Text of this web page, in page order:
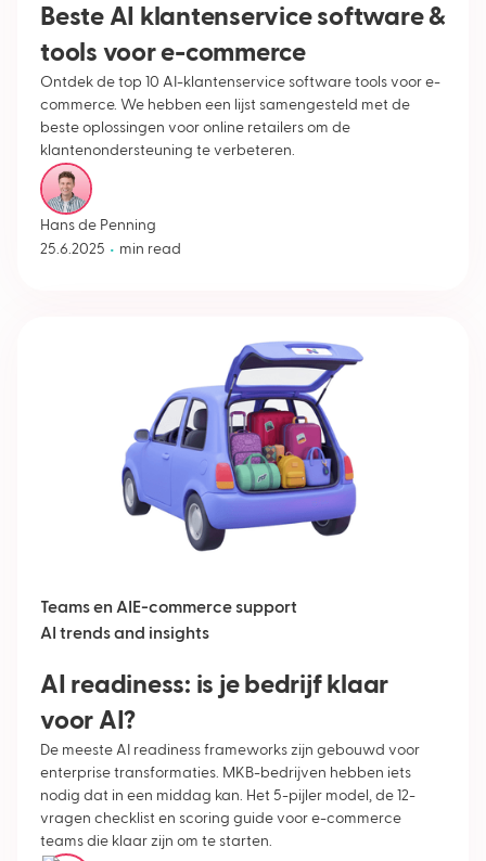
Beste AI klantenservice software &
tools voor e-commerce
Ontdek de top 10 AI-klantenservice software tools voor e-
commerce. We hebben een lijst samengesteld met de
beste oplossingen voor online retailers om de
klantenondersteuning te verbeteren.
Hans de Penning
25.6.2025 • min read
Teams en AIE-commerce support
AI trends and insights
AI readiness: is je bedrijf klaar
voor AI?
De meeste AI readiness frameworks zijn gebouwd voor
enterprise transformaties. MKB-bedrijven hebben iets
nodig dat in een middag kan. Het 5-pijler model, de 12-
vragen checklist en scoring guide voor e-commerce
teams die klaar zijn om te starten.